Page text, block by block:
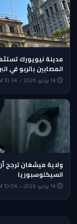
المصابين بالربو في
ولاية ميشغان
السيكلوسبوريا